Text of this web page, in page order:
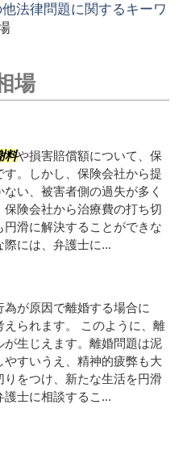
法律問題に関するキーワ
場
料や損害賠償額について、保
。しかし、保険会社から提
い、被害者側の過失が多く
険会社から治療費の打ち切
滑に解決することができな
には、弁護士に...
が原因で離婚する場合に
えられます。 このように、離
生じえます。離婚問題は泥
すいうえ、精神的疲弊も大
をつけ、新たな生活を円滑
士に相談するこ...